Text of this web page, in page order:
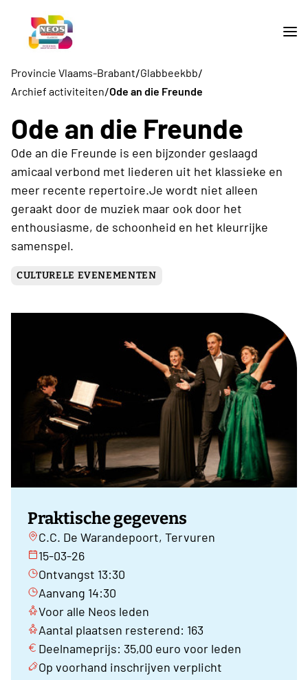
Provincie Vlaams-Brabant/Glabbeekbb/
Archief activiteiten/Ode an die Freunde
Ode an die Freunde
Ode an die Freunde is een bijzonder geslaagd
amicaal verbond met liederen uit het klassieke en
meer recente repertoire.Je wordt niet alleen
geraakt door de muziek maar ook door het
enthousiasme, de schoonheid en het kleurrijke
samenspel.
CULTURELE EVENEMENTEN
Praktische gegevens
C.C. De Warandepoort, Tervuren
15-03-26
Ontvangst 13:30
Aanvang 14:30
Voor alle Neos leden
Aantal plaatsen resterend: 163
Deelnameprijs: 35,00 euro voor leden
Op voorhand inschrijven verplicht